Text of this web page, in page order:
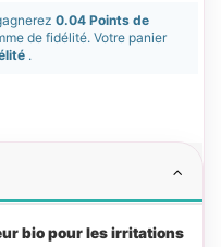
0.04 Points de
de fidélité. Votre panier
.
bio pour les irritations